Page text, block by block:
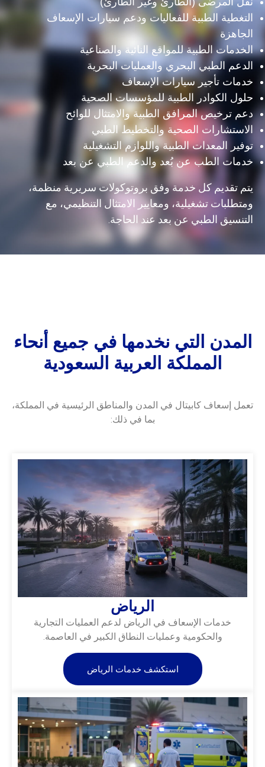
التغطية الطبية للفعاليات ودعم سيارات الإسعاف
الجاهزة
الخدمات الطبية للمواقع النائية والصناعية
الدعم الطبي البحري والعمليات البحرية
خدمات تأجير سيارات الإسعاف
حلول الكوادر الطبية للمؤسسات الصحية
دعم ترخيص المرافق الطبية والامتثال للوائح
الاستشارات الصحية والتخطيط الطبي
توفير المعدات الطبية واللوازم التشغيلية
خدمات الطب عن بُعد والدعم الطبي عن بعد
يتم تقديم كل خدمة وفق بروتوكولات سريرية منظمة،
ومتطلبات تشغيلية، ومعايير الامتثال التنظيمي، مع
التنسيق الطبي عن بعد عند الحاجة.
المدن التي نخدمها في جميع أنحاء
المملكة العربية السعودية
تعمل إسعاف كابيتال في المدن والمناطق الرئيسية في المملكة،
بما في ذلك:
الرياض
خدمات الإسعاف في الرياض لدعم العمليات التجارية
والحكومية وعمليات النطاق الكبير في العاصمة.
استكشف خدمات الرياض